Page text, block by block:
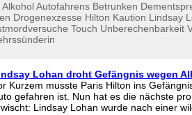
AlkoholAutofahrens Betrunken
Drogenexzesse Hilton Kaution Lindsay
Touch Unberechenbarkeit
Lohan droht Gefängnis wegen
Kurzem musste Paris Hilton ins
gefahren ist. Nun hat es die nächste
Lindsay Lohan wurde nach einer